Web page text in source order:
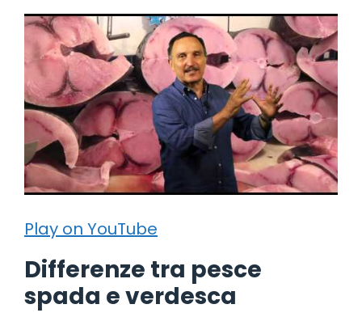
Play on YouTube
Differenze tra pesce
spada e verdesca